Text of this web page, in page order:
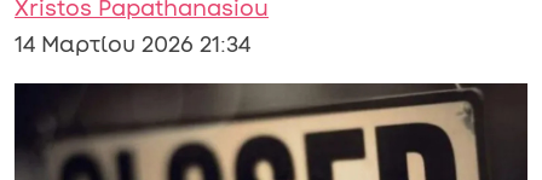
Xristos Papathanasiou
14 Μαρτίου 2026 21:34